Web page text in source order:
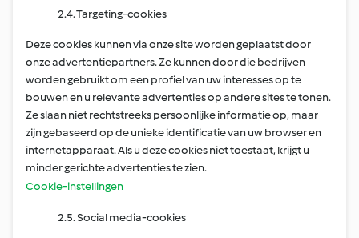
2.4. Targeting-cookies
Deze cookies kunnen via onze site worden geplaatst door
onze advertentiepartners. Ze kunnen door die bedrijven
worden gebruikt om een profiel van uw interesses op te
bouwen en u relevante advertenties op andere sites te tonen.
Ze slaan niet rechtstreeks persoonlijke informatie op, maar
zijn gebaseerd op de unieke identificatie van uw browser en
internetapparaat. Als u deze cookies niet toestaat, krijgt u
minder gerichte advertenties te zien.
Cookie-instellingen
2.5. Social media-cookies